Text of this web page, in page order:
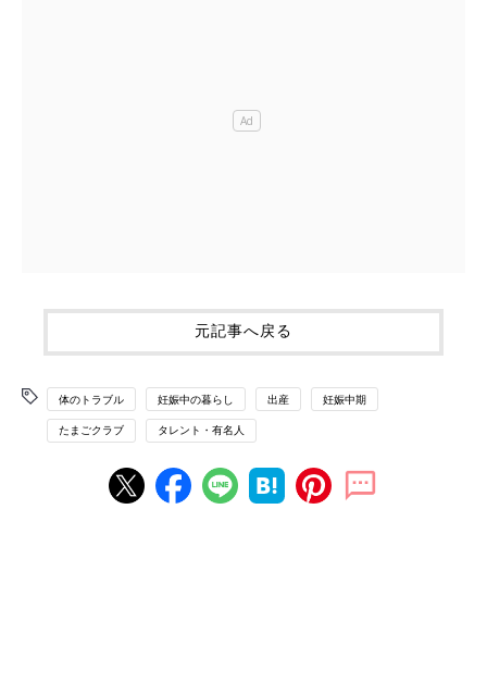
元記事へ戻る
体のトラブル 妊娠中の暮らし 出産 妊娠中期
たまごクラブ タレント・有名人